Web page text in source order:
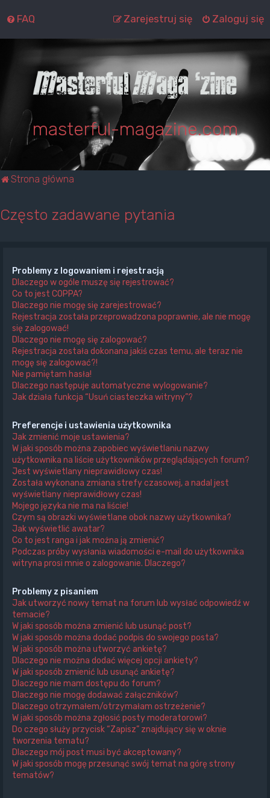
FAQ Zaloguj się
Zarejestruj się
masterful-magazine.com
Strona główna
Często zadawane pytania
Problemy z logowaniem i rejestracją
Dlaczego w ogóle muszę się rejestrować?
Co to jest COPPA?
Dlaczego nie mogę się zarejestrować?
Rejestracja została przeprowadzona poprawnie, ale nie mogę
się zalogować!
Dlaczego nie mogę się zalogować?
Rejestracja została dokonana jakiś czas temu, ale teraz nie
mogę się zalogować?!
Nie pamiętam hasła!
Dlaczego następuje automatyczne wylogowanie?
Jak działa funkcja “Usuń ciasteczka witryny”?
Preferencje i ustawienia użytkownika
Jak zmienić moje ustawienia?
W jaki sposób można zapobiec wyświetlaniu nazwy
użytkownika na liście użytkowników przeglądających forum?
Jest wyświetlany nieprawidłowy czas!
Została wykonana zmiana strefy czasowej, a nadal jest
wyświetlany nieprawidłowy czas!
Mojego języka nie ma na liście!
Czym są obrazki wyświetlane obok nazwy użytkownika?
Jak wyświetlić awatar?
Co to jest ranga i jak można ją zmienić?
Podczas próby wysłania wiadomości e-mail do użytkownika
witryna prosi mnie o zalogowanie. Dlaczego?
Problemy z pisaniem
Jak utworzyć nowy temat na forum lub wysłać odpowiedź w
temacie?
W jaki sposób można zmienić lub usunąć post?
W jaki sposób można dodać podpis do swojego posta?
W jaki sposób można utworzyć ankietę?
Dlaczego nie można dodać więcej opcji ankiety?
W jaki sposób zmienić lub usunąć ankietę?
Dlaczego nie mam dostępu do forum?
Dlaczego nie mogę dodawać załączników?
Dlaczego otrzymałem/otrzymałam ostrzeżenie?
W jaki sposób można zgłosić posty moderatorowi?
Do czego służy przycisk “Zapisz” znajdujący się w oknie
tworzenia tematu?
Dlaczego mój post musi być akceptowany?
W jaki sposób mogę przesunąć swój temat na górę strony
tematów?